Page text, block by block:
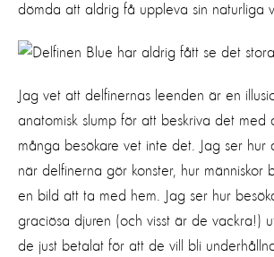
dömda att aldrig få uppleva sin naturliga
Jag vet att delfinernas leenden är en
anatomisk slump för att beskriva det
många besökare vet inte det. Jag ser hur
när delfinerna gör konster, hur människor
en bild att ta med hem. Jag ser hur
graciösa djuren (och visst är de vackra!)
de just betalat för att de vill bli